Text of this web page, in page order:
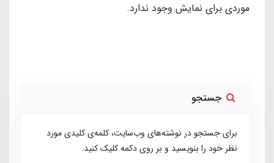
موردی برای نمایش وجود ندارد.
جستجو
برای جستجو در نوشته‌های وب‌سایت، کلمه‌ی کلیدی مورد
نظر خود را بنویسید و بر روی دکمه کلیک کنید.